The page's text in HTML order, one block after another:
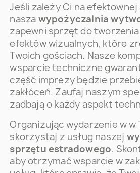
Jeśli zależy Ci na
nasza wypożyczalnia
zapewni sprzęt do
efektów wizualnych, które
Twoich gościach. Nasze
wsparcie techniczne
część imprezy będzie
zakłóceń. Zaufaj naszym
zadbają o każdy aspekt
Organizując wydarzenie w w
skorzystaj z usług naszej
sprzętu estradowego.
aby otrzymać wsparcie w